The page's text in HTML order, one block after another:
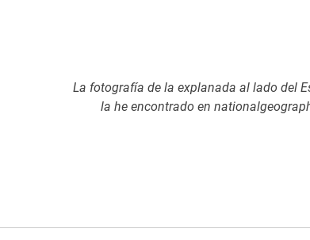
La fotografía de la explanada al lado del
la he encontrado en